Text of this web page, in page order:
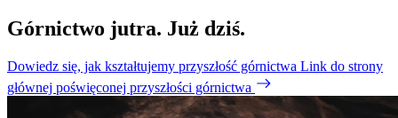
Górnictwo jutra. Już dziś.
Dowiedz się, jak kształtujemy przyszłość górnictwa Link do strony
głównej poświęconej przyszłości górnictwa